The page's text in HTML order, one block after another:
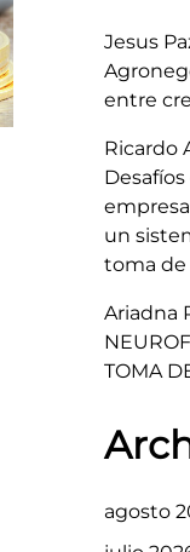
Jesus
entre
Ricardo
un
toma de
Ariadna
TOMA
agosto